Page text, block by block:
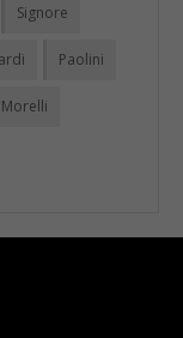
Signore
Paolini
Morelli